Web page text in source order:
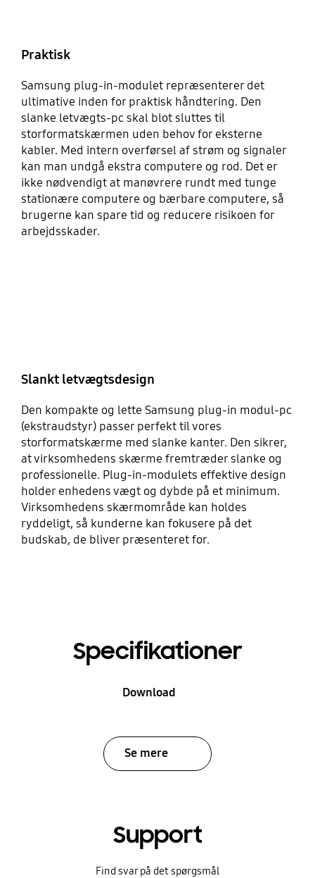
Praktisk
Samsung plug-in-modulet repræsenterer det
ultimative inden for praktisk håndtering. Den
slanke letvægts-pc skal blot sluttes til
storformatskærmen uden behov for eksterne
kabler. Med intern overførsel af strøm og signaler
kan man undgå ekstra computere og rod. Det er
ikke nødvendigt at manøvrere rundt med tunge
stationære computere og bærbare computere, så
brugerne kan spare tid og reducere risikoen for
arbejdsskader.
Slankt letvægtsdesign
Den kompakte og lette Samsung plug-in modul-pc
(ekstraudstyr) passer perfekt til vores
storformatskærme med slanke kanter. Den sikrer,
at virksomhedens skærme fremtræder slanke og
professionelle. Plug-in-modulets effektive design
holder enhedens vægt og dybde på et minimum.
Virksomhedens skærmområde kan holdes
ryddeligt, så kunderne kan fokusere på det
budskab, de bliver præsenteret for.
Specifikationer
Download
Se mere
Support
Find svar på det spørgsmål